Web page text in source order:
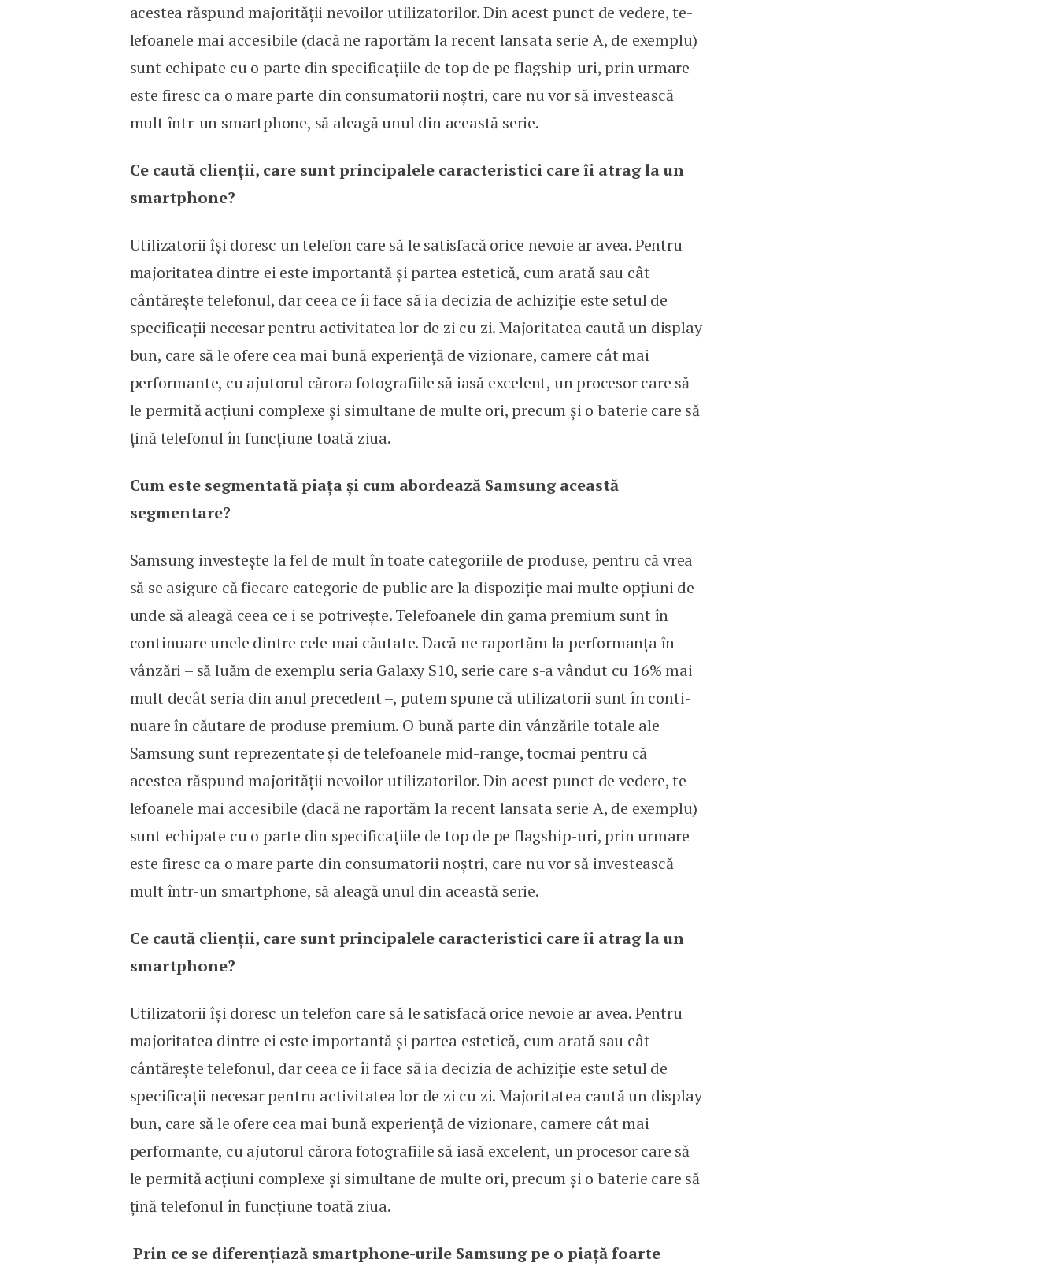
acestea răspund majorității nevoilor utilizatorilor. Din acest punct de vedere, te­
lefoanele mai accesibile (dacă ne raportăm la recent lansata serie A, de exemplu)
sunt echipate cu o parte din specificațiile de top de pe flagship-uri, prin urmare
este firesc ca o mare parte din consumatorii noștri, care nu vor să investească
mult într-un smartphone, să aleagă unul din această serie.
Ce caută clienții, care sunt principalele caracteristici care îi atrag la un
smartphone?
Utilizatorii își doresc un telefon care să le satisfacă orice nevoie ar avea. Pentru
majoritatea dintre ei este importantă și partea estetică, cum arată sau cât
cântărește telefonul, dar ceea ce îi face să ia decizia de achiziție este setul de
specificații necesar pentru activitatea lor de zi cu zi. Majoritatea caută un display
bun, care să le ofere cea mai bună experiență de vizionare, camere cât mai
performante, cu ajutorul cărora fotografiile să iasă excelent, un procesor care să
le permită acțiuni complexe și simultane de multe ori, precum și o baterie care să
țină telefonul în funcțiune toată ziua.
Cum este segmentată piața și cum abordează Samsung această
segmentare?
Samsung investește la fel de mult în toate categoriile de produse, pentru că vrea
să se asigure că fiecare categorie de public are la dispoziție mai multe opțiuni de
unde să aleagă ceea ce i se potrivește. Telefoanele din gama premium sunt în
continuare unele dintre cele mai căutate. Dacă ne raportăm la performanța în
vânzări – să luăm de exemplu seria Galaxy S10, serie care s-a vândut cu 16% mai
mult decât seria din anul precedent –, putem spune că utilizatorii sunt în conti­
nuare în căutare de produse premium. O bună parte din vânzările totale ale
Samsung sunt reprezentate și de te­lefoanele mid-range, tocmai pentru că
acestea răspund majorității nevoilor utilizatorilor. Din acest punct de vedere, te­
lefoanele mai accesibile (dacă ne raportăm la recent lansata serie A, de exemplu)
sunt echipate cu o parte din specificațiile de top de pe flagship-uri, prin urmare
este firesc ca o mare parte din consumatorii noștri, care nu vor să investească
mult într-un smartphone, să aleagă unul din această serie.
Ce caută clienții, care sunt principalele caracteristici care îi atrag la un
smartphone?
Utilizatorii își doresc un telefon care să le satisfacă orice nevoie ar avea. Pentru
majoritatea dintre ei este importantă și partea estetică, cum arată sau cât
cântărește telefonul, dar ceea ce îi face să ia decizia de achiziție este setul de
specificații necesar pentru activitatea lor de zi cu zi. Majoritatea caută un display
bun, care să le ofere cea mai bună experiență de vizionare, camere cât mai
performante, cu ajutorul cărora fotografiile să iasă excelent, un procesor care să
le permită acțiuni complexe și simultane de multe ori, precum și o baterie care să
țină telefonul în funcțiune toată ziua.
Prin ce se diferențiază smart­pho­ne-urile Samsung pe o piață foarte